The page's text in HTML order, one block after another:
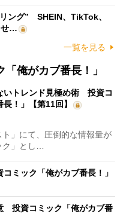
ング” SHEIN、TikTok、
せ…
一覧を見る
俺がカブ番長！」
いトレンド見極め術 投資コ
！」【第11回】
」にて、圧倒的な情報量が
」とし…
ミック「俺がカブ番長！」
投資コミック「俺がカブ番